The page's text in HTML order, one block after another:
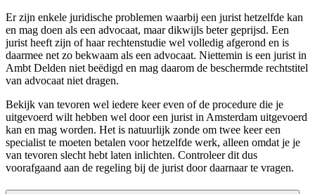
Er zijn enkele juridische problemen waarbij een jurist hetzelfde kan
en mag doen als een advocaat, maar dikwijls beter geprijsd. Een
jurist heeft zijn of haar rechtenstudie wel volledig afgerond en is
daarmee net zo bekwaam als een advocaat. Niettemin is een jurist in
Ambt Delden niet beëdigd en mag daarom de beschermde rechtstitel
van advocaat niet dragen.
Bekijk van tevoren wel iedere keer even of de procedure die je
uitgevoerd wilt hebben wel door een jurist in Amsterdam uitgevoerd
kan en mag worden. Het is natuurlijk zonde om twee keer een
specialist te moeten betalen voor hetzelfde werk, alleen omdat je je
van tevoren slecht hebt laten inlichten. Controleer dit dus
voorafgaand aan de regeling bij de jurist door daarnaar te vragen.